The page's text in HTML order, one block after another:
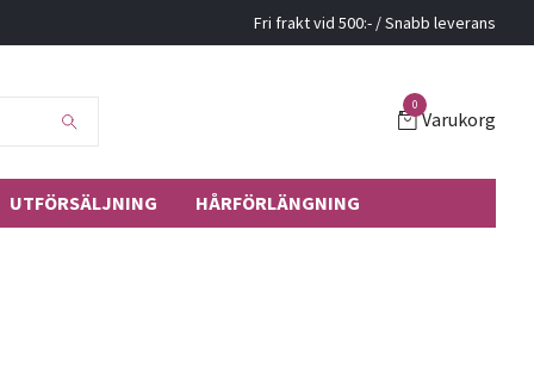
Fri frakt vid 500:- / Snabb leverans
0
Varukorg
UTFÖRSÄLJNING HÅRFÖRLÄNGNING